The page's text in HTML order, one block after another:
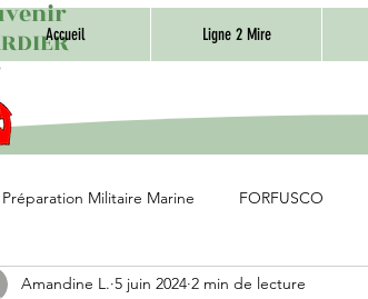
Accueil Ligne 2 Mire
Préparation Militaire Marine FORFUSCO
Amandine L. 5 juin 2024 2 min de lecture